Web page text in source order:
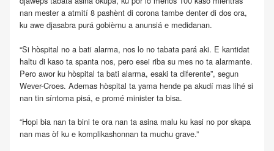
nan mester a atmití 8 pashènt di corona tambe denter di dos ora,
ku awe djasabra purá gobièrnu a anunsiá e medidanan.
“Si hòspital no a bati alarma, nos lo no tabata pará aki. E kantidat
haltu di kaso ta spanta nos, pero esei riba su mes no ta alarmante.
Pero awor ku hòspital ta bati alarma, esaki ta diferente”, segun
Wever-Croes. Ademas hòspital ta yama hende pa akudí mas lihé si
nan tin síntoma pisá, e promé minister ta bisa.
“Hopi bia nan ta bini te ora nan ta asina malu ku kasi no por skapa
nan mas òf ku e komplikashonnan ta muchu grave.”